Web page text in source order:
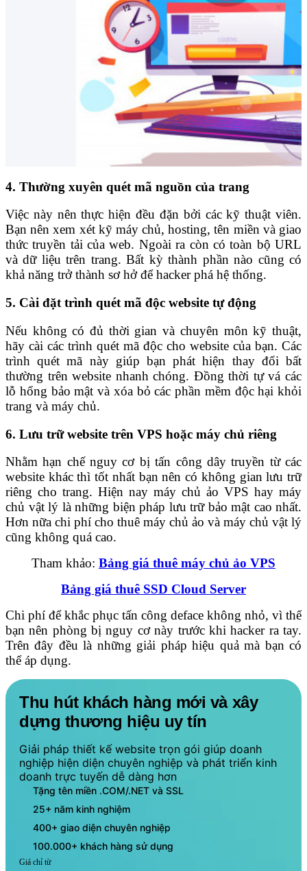
4. Thường xuyên quét mã nguồn của trang
Việc này nên thực hiện đều đặn bởi các kỹ thuật viên.
Bạn nên xem xét kỹ máy chủ, hosting, tên miền và giao
thức truyền tải của web. Ngoài ra còn có toàn bộ URL
và dữ liệu trên trang. Bất kỳ thành phần nào cũng có
khả năng trở thành sơ hở để hacker phá hệ thống.
5. Cài đặt trình quét mã độc website tự động
Nếu không có đủ thời gian và chuyên môn kỹ thuật,
hãy cài các trình quét mã độc cho website của bạn. Các
trình quét mã này giúp bạn phát hiện thay đổi bất
thường trên website nhanh chóng. Đồng thời tự vá các
lỗ hổng bảo mật và xóa bỏ các phần mềm độc hại khỏi
trang và máy chủ.
6. Lưu trữ website trên VPS hoặc máy chủ riêng
Nhằm hạn chế nguy cơ bị tấn công dây truyền từ các
website khác thì tốt nhất bạn nên có không gian lưu trữ
riêng cho trang. Hiện nay máy chủ ảo VPS hay máy
chủ vật lý là những biện pháp lưu trữ bảo mật cao nhất.
Hơn nữa chi phí cho thuê máy chủ ảo và máy chủ vật lý
cũng không quá cao.
Tham khảo: Bảng giá thuê máy chủ ảo VPS
Bảng giá thuê SSD Cloud Server
Chi phí để khắc phục tấn công deface không nhỏ, vì thế
bạn nên phòng bị nguy cơ này trước khi hacker ra tay.
Trên đây đều là những giải pháp hiệu quả mà bạn có
thể áp dụng.
Thu hút khách hàng mới và xây
dựng thương hiệu uy tín
Giải pháp thiết kế website trọn gói giúp doanh
nghiệp hiện diện chuyên nghiệp và phát triển kinh
doanh trực tuyến dễ dàng hơn
Tặng tên miền .COM/.NET và SSL
25+ năm kinh nghiệm
400+ giao diện chuyên nghiệp
100.000+ khách hàng sử dụng
Giá chỉ từ